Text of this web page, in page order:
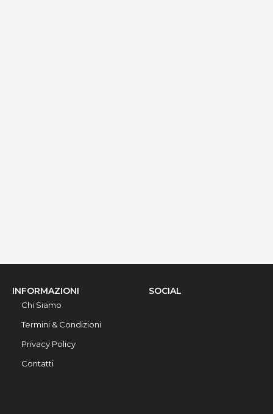
INFORMAZIONI
Chi Siamo
Termini & Condizioni
Privacy Policy
Contatti
SOCIAL